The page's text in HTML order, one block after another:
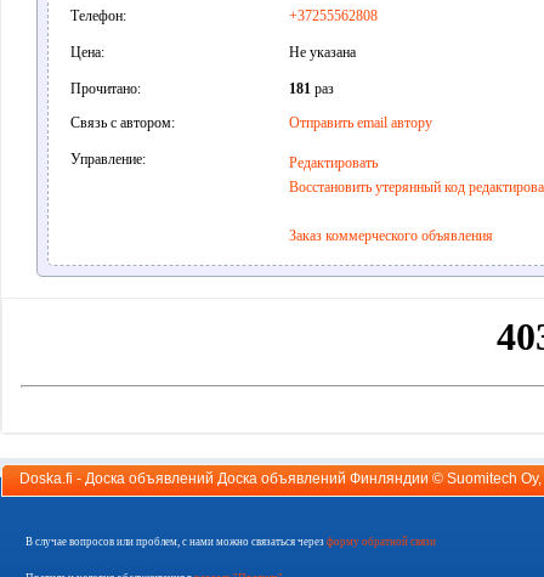
Телефон: +37255562808
Цена: Не указана
Прочитано: 181раз
Связь с автором:
Отправить email автору
Управление:
Редактировать
Восстановить утерянный код
Заказ коммерческого объявления
Doska.fi - Доска объявлений Доска объявлений Финляндии © Suomitech Oy
В случае вопросов или проблем, с нами можно связаться через форму обратной связи